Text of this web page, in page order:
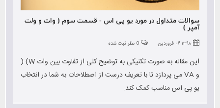
سوالات متداول در مورد یو پی اس - قسمت سوم ( وات و ولت
آمپر )
۱۳۹۸ ۰۶ فروردین 0 نظر ثبت شده
این مقاله به صورت تکنیکی به توضیح کلی از تفاوت بین وات W) (
و VA می پردازد تا با تعریف درست از اصطلاحات به شما در انتخاب
یو پی اس مناسب کمک کند.